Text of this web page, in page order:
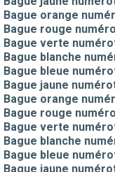
Bague orange
Bague rouge
Bague verte
Bague blanche
Bague bleue
Bague jaune
Bague orange
Bague rouge
Bague verte
Bague blanche
Bague bleue
Bague jaune